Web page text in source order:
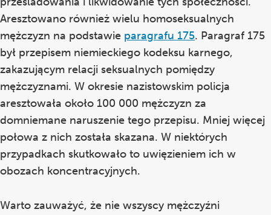
Aresztowano również wielu homoseksualnych
mężczyzn na podstawie paragrafu 175. Paragraf 175
był przepisem niemieckiego kodeksu karnego,
zakazującym relacji seksualnych pomiędzy
mężczyznami. W okresie nazistowskim policja
aresztowała około 100 000 mężczyzn za
domniemane naruszenie tego przepisu. Mniej więcej
połowa z nich została skazana. W niektórych
przypadkach skutkowało to uwięzieniem ich w
obozach koncentracyjnych.
Warto zauważyć, że nie wszyscy mężczyźni